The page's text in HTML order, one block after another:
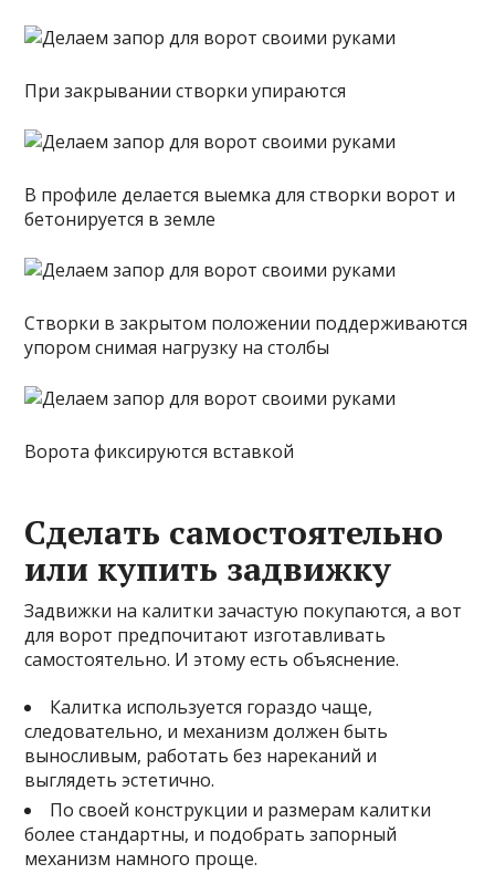
При закрывании створки упираются
В профиле делается выемка для створки ворот и
бетонируется в земле
Створки в закрытом положении поддерживаются
упором снимая нагрузку на столбы
Ворота фиксируются вставкой
Сделать самостоятельно
или купить задвижку
Задвижки на калитки зачастую покупаются, а вот
для ворот предпочитают изготавливать
самостоятельно. И этому есть объяснение.
Калитка используется гораздо чаще,
следовательно, и механизм должен быть
выносливым, работать без нареканий и
выглядеть эстетично.
По своей конструкции и размерам калитки
более стандартны, и подобрать запорный
механизм намного проще.